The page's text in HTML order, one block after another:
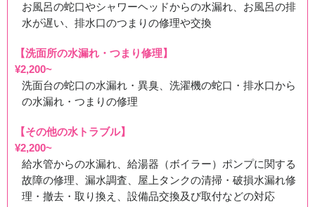
①情報の正確性の確保
お客様からご提供いただいた情報については、常に正確
②安全管理措置
当社は、組織的な個人情報の管理については、社内規定
による厳重に取扱い方法を規定し、それに基づいた取扱
いを徹底しています。
当社は、当社の規程に基づき、個人情報取扱い規程の厳
格な運用を徹底しています。
④委託先の監督
個人情報の取扱いを外部に委託する場合には、当社の規
程に基づき、用件を満たした委託先にのみ委託を行い、
お風呂の蛇口やシャワーヘッドからの水漏れ、お風呂の排
水が遅い、排水口のつまりの修理や交換
【洗面所の水漏れ・つまり修理】
¥2,200~
洗面台の蛇口の水漏れ・異臭、洗濯機の蛇口・排水口から
の水漏れ・つまりの修理
【その他の水トラブル】
¥2,200~
給水管からの水漏れ、給湯器（ボイラー）ポンプに関する
故障の修理、漏水調査、屋上タンクの清掃・破損水漏れ修
理・撤去・取り換え、設備品交換及び取付などの対応